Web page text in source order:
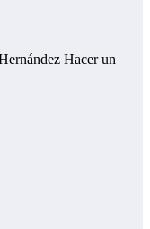
Hacer un